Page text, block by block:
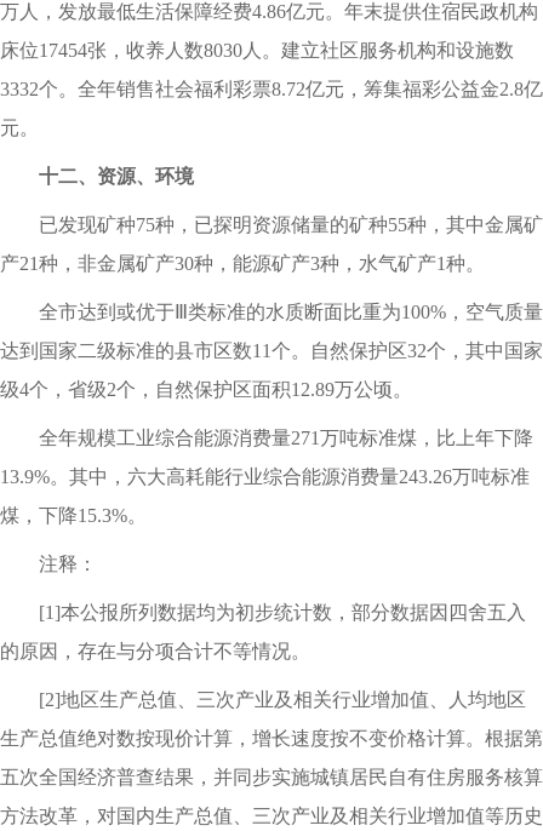
万人，发放最低生活保障经费4.86亿元。年末提供住宿民政机构
床位17454张，收养人数8030人。建立社区服务机构和设施数
3332个。全年销售社会福利彩票8.72亿元，筹集福彩公益金2.8亿
元。
十二、资源、环境
已发现矿种75种，已探明资源储量的矿种55种，其中金属矿
产21种，非金属矿产30种，能源矿产3种，水气矿产1种。
全市达到或优于Ⅲ类标准的水质断面比重为100%，空气质量
达到国家二级标准的县市区数11个。自然保护区32个，其中国家
级4个，省级2个，自然保护区面积12.89万公顷。
全年规模工业综合能源消费量271万吨标准煤，比上年下降
13.9%。其中，六大高耗能行业综合能源消费量243.26万吨标准
煤，下降15.3%。
注释：
[1]本公报所列数据均为初步统计数，部分数据因四舍五入
的原因，存在与分项合计不等情况。
[2]地区生产总值、三次产业及相关行业增加值、人均地区
生产总值绝对数按现价计算，增长速度按不变价格计算。根据第
五次全国经济普查结果，并同步实施城镇居民自有住房服务核算
方法改革，对国内生产总值、三次产业及相关行业增加值等历史